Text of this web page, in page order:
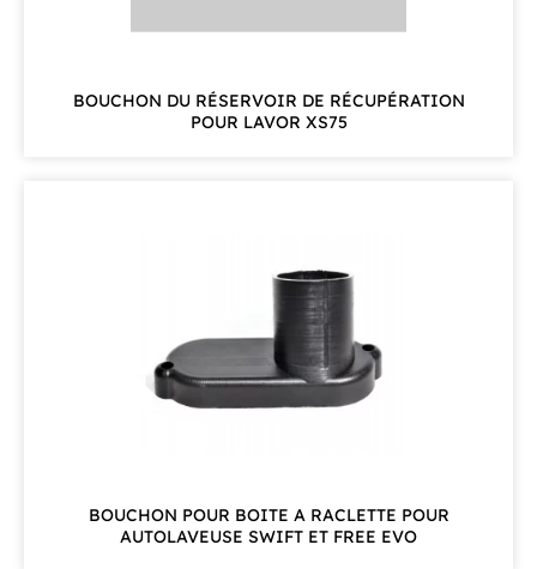
BOUCHON DU RÉSERVOIR DE RÉCUPÉRATION
POUR LAVOR XS75
BOUCHON POUR BOITE A RACLETTE POUR
AUTOLAVEUSE SWIFT ET FREE EVO